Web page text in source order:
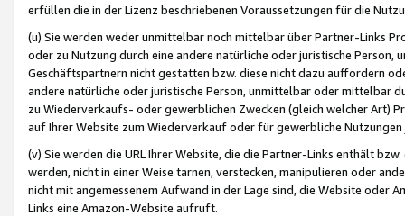
erfüllen die in der Lizenz beschriebenen Voraussetzungen für die
(u) Sie werden weder unmittelbar noch mittelbar über Partner-Links
oder zu Nutzung durch eine andere natürliche oder juristische
Geschäftspartnern nicht gestatten bzw. diese nicht dazu auffordern
andere natürliche oder juristische Person, unmittelbar oder mittelbar
zu Wiederverkaufs- oder gewerblichen Zwecken (gleich welcher Art)
auf Ihrer Website zum Wiederverkauf oder für gewerbliche
(v) Sie werden die URL Ihrer Website, die die Partner-Links enthält
werden, nicht in einer Weise tarnen, verstecken, manipulieren oder
nicht mit angemessenem Aufwand in der Lage sind, die Website oder
Links eine Amazon-Website aufruft.